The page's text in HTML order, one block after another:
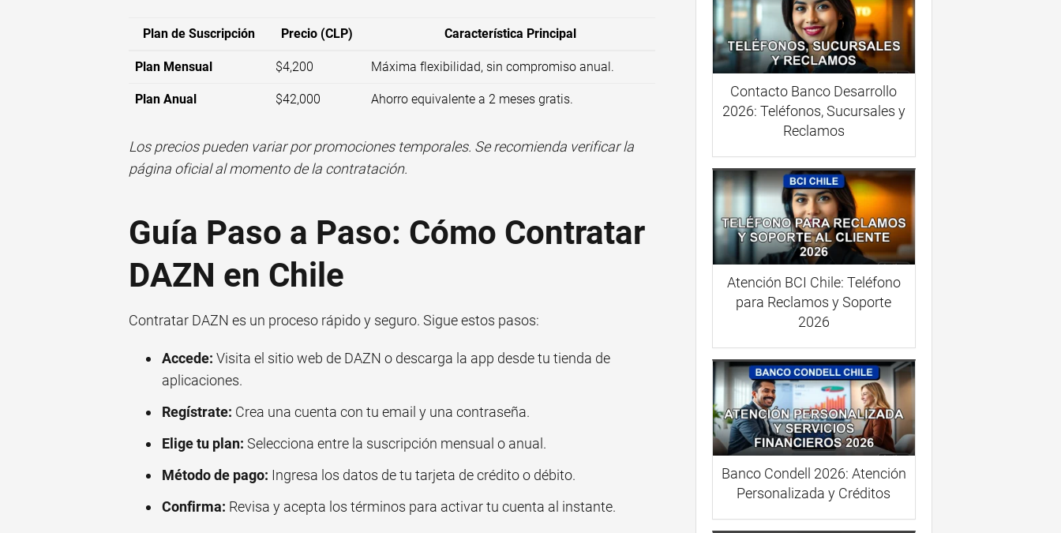
Plan de Suscripción Precio (CLP) Característica Principal
Plan Mensual $4,200 Máxima flexibilidad, sin compromiso anual.
Plan Anual $42,000 Ahorro equivalente a 2 meses gratis.
Los precios pueden variar por promociones temporales. Se recomienda verificar la
página oficial al momento de la contratación.
Guía Paso a Paso: Cómo Contratar
DAZN en Chile
Contratar DAZN es un proceso rápido y seguro. Sigue estos pasos:
Accede: Visita el sitio web de DAZN o descarga la app desde tu tienda de
aplicaciones.
Regístrate: Crea una cuenta con tu email y una contraseña.
Elige tu plan: Selecciona entre la suscripción mensual o anual.
Método de pago: Ingresa los datos de tu tarjeta de crédito o débito.
Confirma: Revisa y acepta los términos para activar tu cuenta al instante.
Contacto Banco Desarrollo
2026: Teléfonos, Sucursales y
Reclamos
Atención BCI Chile: Teléfono
para Reclamos y Soporte
2026
Banco Condell 2026: Atención
Personalizada y Créditos